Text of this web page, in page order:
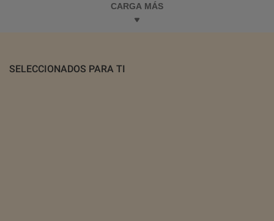
CARGA MÁS
SELECCIONADOS PARA TI